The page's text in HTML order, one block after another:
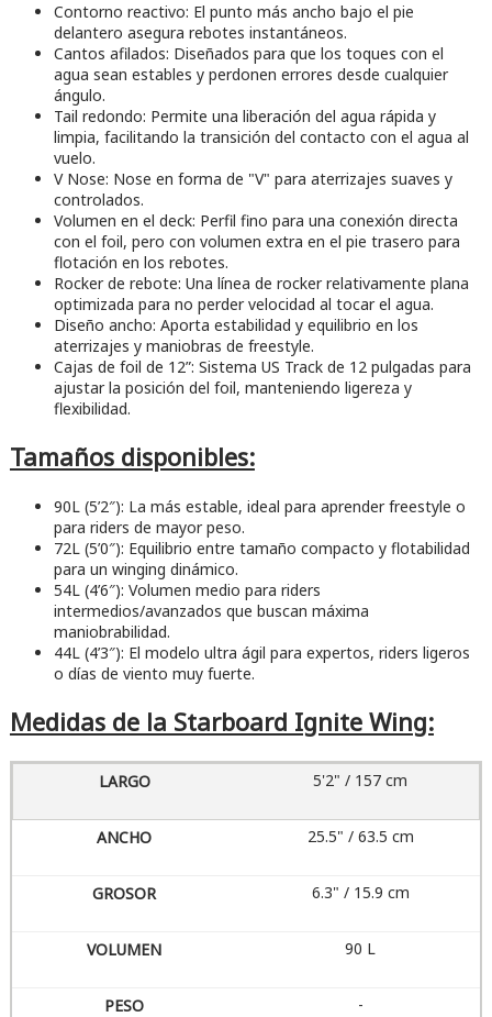
Contorno reactivo: El punto más ancho bajo el pie
delantero asegura rebotes instantáneos.
Cantos afilados: Diseñados para que los toques con el
agua sean estables y perdonen errores desde cualquier
ángulo.
Tail redondo: Permite una liberación del agua rápida y
limpia, facilitando la transición del contacto con el agua al
vuelo.
V Nose: Nose en forma de "V" para aterrizajes suaves y
controlados.
Volumen en el deck: Perfil fino para una conexión directa
con el foil, pero con volumen extra en el pie trasero para
flotación en los rebotes.
Rocker de rebote: Una línea de rocker relativamente plana
optimizada para no perder velocidad al tocar el agua.
Diseño ancho: Aporta estabilidad y equilibrio en los
aterrizajes y maniobras de freestyle.
Cajas de foil de 12”: Sistema US Track de 12 pulgadas para
ajustar la posición del foil, manteniendo ligereza y
flexibilidad.
Tamaños disponibles:
90L (5’2″): La más estable, ideal para aprender freestyle o
para riders de mayor peso.
72L (5’0″): Equilibrio entre tamaño compacto y flotabilidad
para un winging dinámico.
54L (4’6″): Volumen medio para riders
intermedios/avanzados que buscan máxima
maniobrabilidad.
44L (4’3″): El modelo ultra ágil para expertos, riders ligeros
o días de viento muy fuerte.
Medidas de la Starboard Ignite Wing:
5'2" / 157 cm
25.5" / 63.5 cm
6.3" / 15.9 cm
90 L
-